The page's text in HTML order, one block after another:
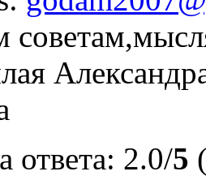
ответа: 2.0/5